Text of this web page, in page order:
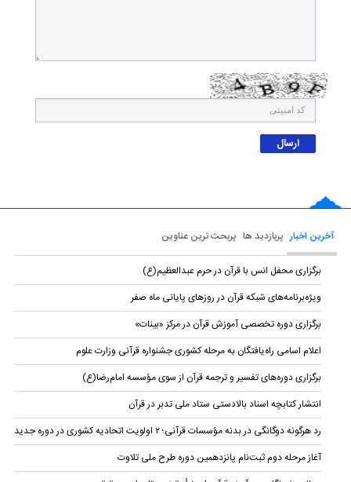
آخرین اخبار پربازدید ها پربحث ترین عناوین
برگزاری محفل انس با قرآن در حرم عبدالعظیم(ع)
ویژه‌برنامه‌های شبکه قرآن در روزهای پایانی ماه صفر
برگزاری دوره تخصصی آموزش قرآن در مرکز «بینات»
اعلام اسامی راه‌یافتگان به مرحله کشوری جشنواره قرآنی وزارت علوم
برگزاری دوره‌های تفسیر و ترجمه قرآن از سوی مؤسسه امام‌رضا(ع)
انتشار کتابچه اسناد بالادستی ستاد ملی تدبر در قرآن
رد هرگونه دوگانگی در بدنه مؤسسات قرآنی؛ ۲ اولویت اتحادیه کشوری در دوره جدید
آغاز مرحله دوم ثبت‌نام‌ پانزدهمین دوره طرح ملی تلاوت